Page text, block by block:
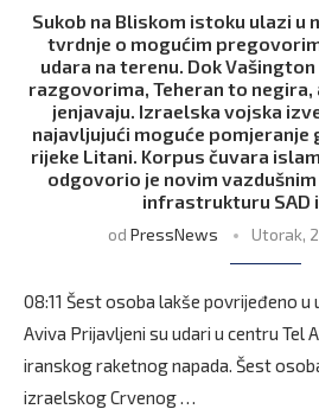
Sukob na Bliskom istoku ulazi u
tvrdnje o mogućim
udara na terenu. Dok
razgovorima, Teheran to negira,
jenjavaju. Izraelska vojska
najavljujući moguće pomjeranje
rijeke Litani. Korpus čuvara
odgovorio je novim
infrastrukturu SAD
od PressNews Utorak,
08:11 Šest osoba lakše povrijeđeno u
Aviva Prijavljeni su udari u centru Tel
iranskog raketnog napada. Šest
izraelskog Crvenog …